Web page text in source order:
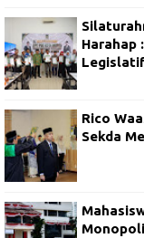
Harahap
Rico
Sekda